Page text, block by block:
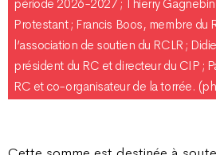
période 2026-2027 ; Thierry
Protestant ; Francis Boos, membre du
l’association de soutien du RCLR ;
président du RC et directeur du CIP ;
RC et co-organisateur de la torrée.